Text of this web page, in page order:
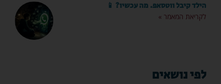
הילד קיבל ווטסאפ. מה עכשיו? 📱
לקריאת המאמר »
לפי נושאים